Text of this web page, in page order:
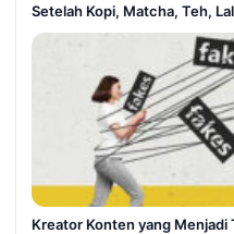
Setelah Kopi, Matcha, Teh,
Kreator Konten yang Menjadi